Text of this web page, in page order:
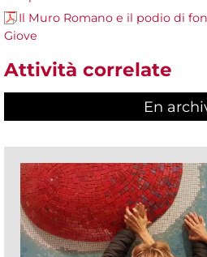
Il Muro Romano e il podio di
Giove
Attività correlate
En